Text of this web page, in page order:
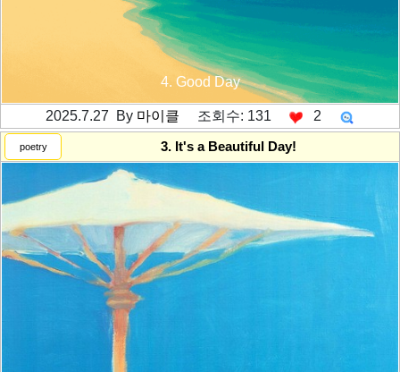
4. Good Day
2025.7.27 By 마이클 조회수: 131 2
poetry 3. It's a Beautiful Day!